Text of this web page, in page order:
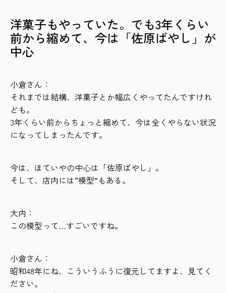
洋菓子もやっていた。でも3年くらい
前から縮めて、今は「佐原ばやし」が
中心
小倉さん：
それまでは結構、洋菓子とか幅広くやってたんですけれ
ども。
3年くらい前からちょっと縮めて、今は全くやらない状況
になってしまったんです。
今は、ほていやの中心は「佐原ばやし」。
そして、店内には“模型”もある。
大内：
この模型って…すごいですね。
小倉さん：
昭和48年にね、こういうふうに復元してますよ、見てく
ださい。